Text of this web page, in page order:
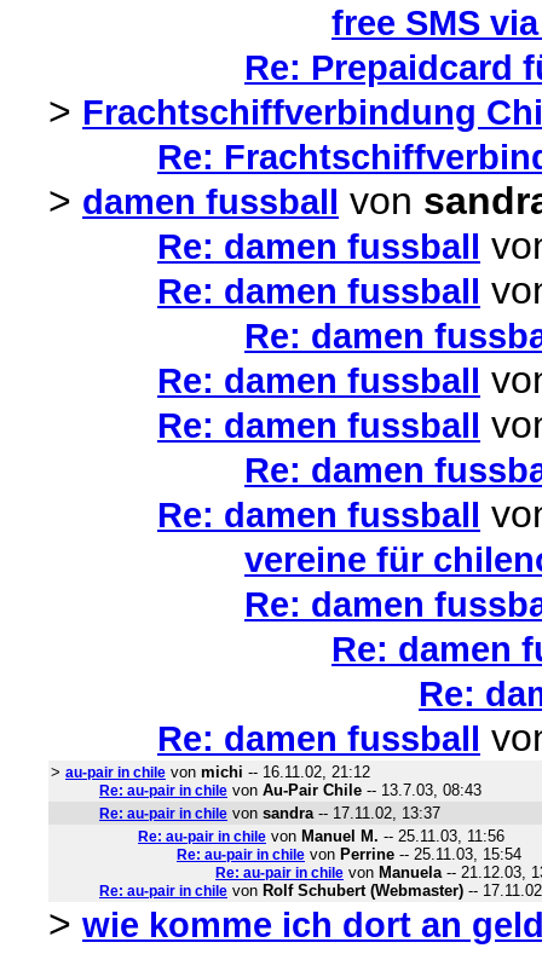
free SMS
Re: Prepaidcard
> Frachtschiffverbindung
Re:
> damen fussball von
Re: damen fussball
Re: damen fussball
Re: damen
Re: damen fussball
Re: damen fussball
Re: damen
Re: damen fussball
vereine für
Re: damen
Re: damen
Re:
Re: damen fussball
> au-pair in chile von michi -- 16.11.02, 21:12
Re: au-pair in chile von Au-Pair Chile -- 13.7.03, 08:43
Re: au-pair in chile von sandra -- 17.11.02, 13:37
Re: au-pair in chile von Manuel M. -- 25.11.03, 11:56
Re: au-pair in chile von Perrine -- 25.11.03, 15:54
Re: au-pair in chile von Manuela-- 21.12.03,
Re: au-pair in chile von Rolf Schubert (Webmaster) --
> wie komme ich dort an